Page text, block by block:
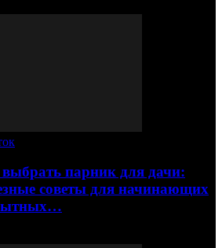
парник для дачи:
советы для начинающих